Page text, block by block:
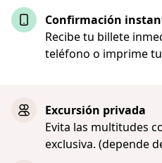
Confirmación
Recibe tu billete
teléfono o imprime
Excursión privada
Evita las multitudes
exclusiva. (depende